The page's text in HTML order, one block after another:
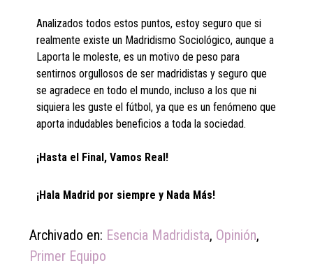
Analizados todos estos puntos, estoy seguro que si
realmente existe un Madridismo Sociológico, aunque a
Laporta le moleste, es un motivo de peso para
sentirnos orgullosos de ser madridistas y seguro que
se agradece en todo el mundo, incluso a los que ni
siquiera les guste el fútbol, ya que es un fenómeno que
aporta indudables beneficios a toda la sociedad.
¡Hasta el Final, Vamos Real!
¡Hala Madrid por siempre y Nada Más!
Archivado en: Esencia Madridista, Opinión,
Primer Equipo